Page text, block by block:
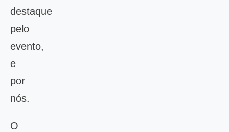
destaque
pelo
evento,
e
por
nós.
O